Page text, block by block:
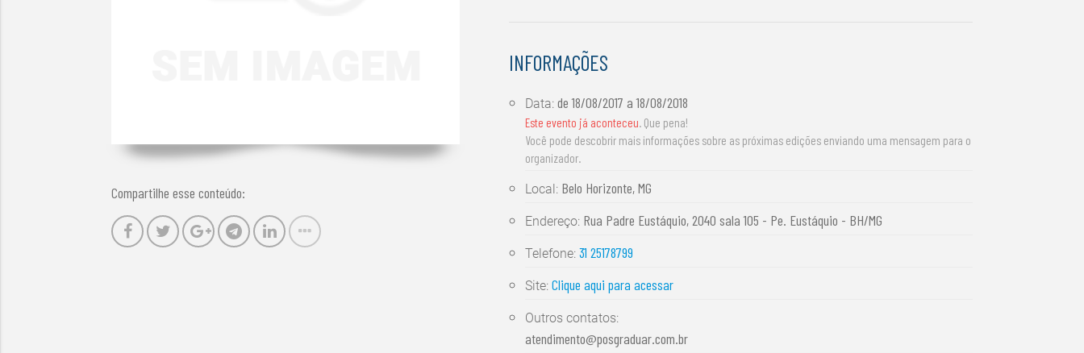
Compartilhe esse conteúdo:
INFORMAÇÕES
Data:de18/08/2017 a18/08/2018
Este evento já aconteceu. Que pena!
Você pode descobrir mais informações sobre as próximas edições enviando uma mensagem para o
organizador.
Local: Belo Horizonte, MG
Endereço: Rua Padre Eustáquio, 2040 sala 105 - Pe. Eustáquio - BH/MG
Telefone:31 25178799
Site:Clique aqui para acessar
Outros contatos:
atendimento@posgraduar.com.br